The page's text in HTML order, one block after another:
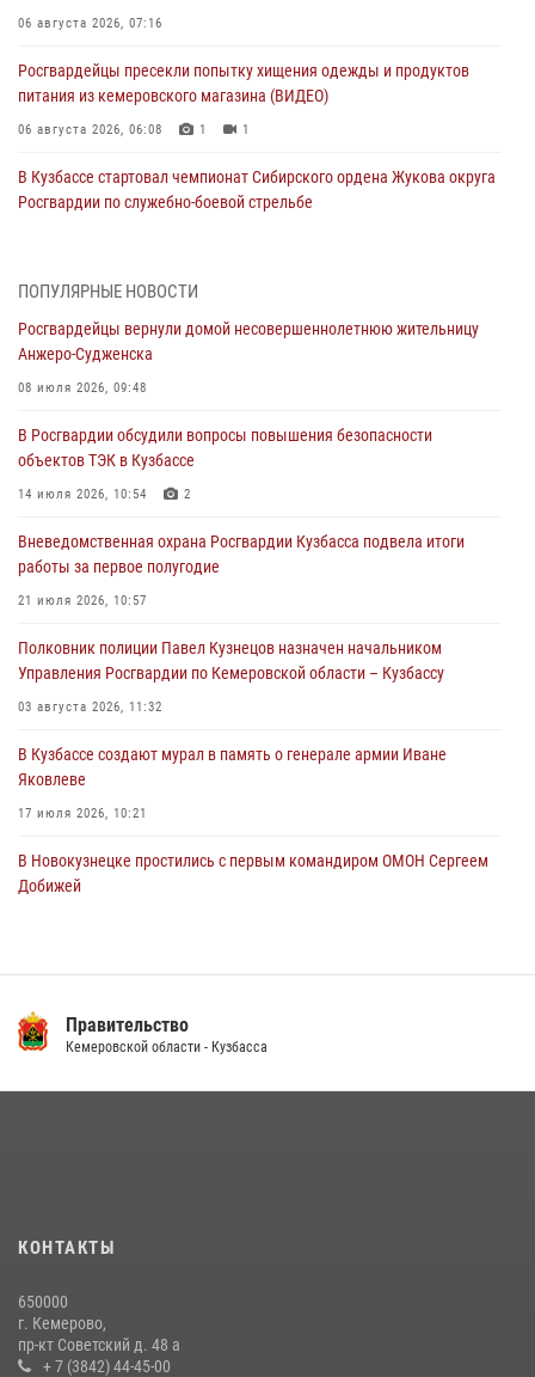
06 августа 2026, 07:16
Росгвардейцы пресекли попытку хищения одежды и продуктов
питания из кемеровского магазина (ВИДЕО)
06 августа 2026, 06:08 1 1
В Кузбассе стартовал чемпионат Сибирского ордена Жукова округа
Росгвардии по служебно-боевой стрельбе
Росгвардейцы задержали в Кемерове дебошира, устроившего
05 августа 2026, 09:30
Росгвардейцы задержали участника драки, причинившего побои
05 августа 2026, 08:50
Росгвардейцы пресекли нарушение общественного порядка на
05 августа 2026, 08:10
Росгвардейцы в Юрге пресекли попытку проникновения на
05 августа 2026, 07:45
ПОПУЛЯРНЫЕ НОВОСТИ
Росгвардейцы вернули домой несовершеннолетнюю жительницу
Анжеро-Судженска
08 июля 2026, 09:48
В Росгвардии обсудили вопросы повышения безопасности
объектов ТЭК в Кузбассе
14 июля 2026, 10:54 2
Вневедомственная охрана Росгвардии Кузбасса подвела итоги
работы за первое полугодие
21 июля 2026, 10:57
Полковник полиции Павел Кузнецов назначен начальником
Управления Росгвардии по Кемеровской области – Кузбассу
03 августа 2026, 11:32
В Кузбассе создают мурал в память о генерале армии Иване
Яковлеве
17 июля 2026, 10:21
В Новокузнецке простились с первым командиром ОМОН Сергеем
Добижей
14 июля 2026, 08:52 1
20 июля 2026, 08:52
гипермаркета товары на 13 тысяч рублей (ВИДЕО)
16 июля 2026, 06:43
Правительство
Кемеровской области - Кузбасса
КОНТАКТЫ
650000
г. Кемерово,
пр-кт Советский д. 48 а
+ 7 (3842) 44-45-00